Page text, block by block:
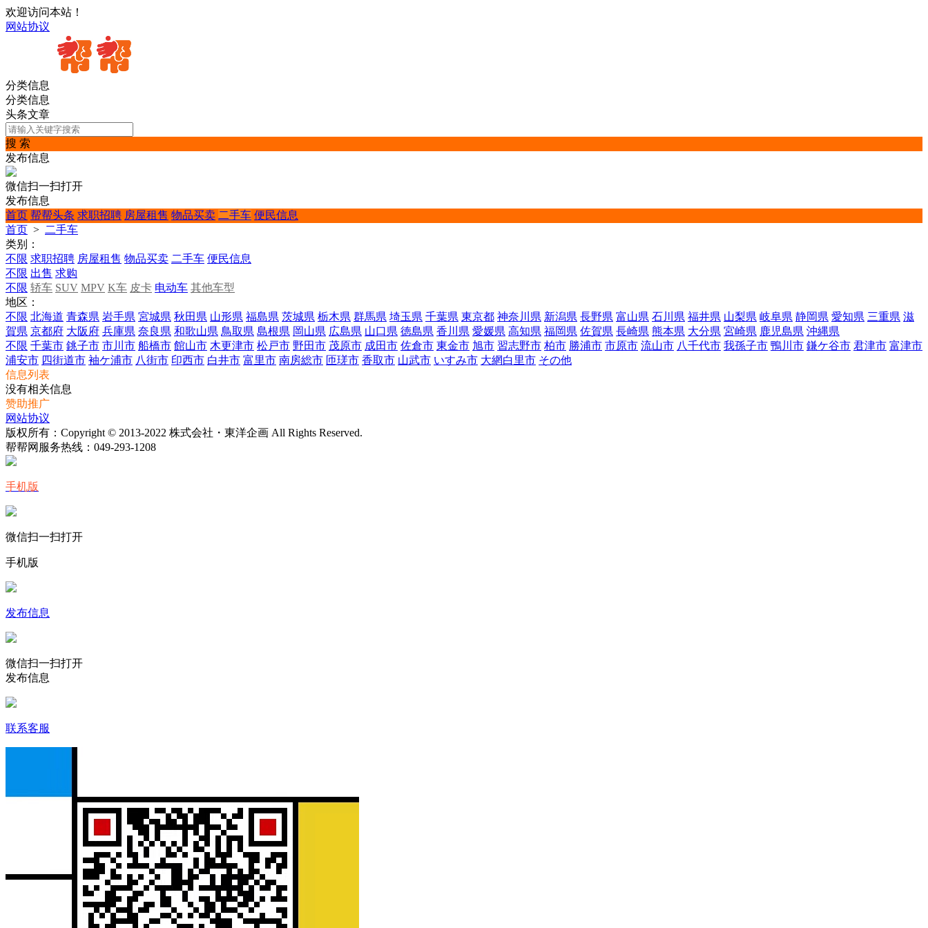
欢迎访问本站！
网站协议
分类信息
分类信息
头条文章
搜 索
发布信息
微信扫一扫打开
发布信息
首页 帮帮头条 求职招聘 房屋租售 物品买卖 二手车 便民信息
首页 > 二手车
类别：
不限 求职招聘 房屋租售 物品买卖 二手车 便民信息
不限 出售 求购
不限 轿车 SUV MPV K车 皮卡 电动车 其他车型
地区：
不限 北海道 青森県 岩手県 宮城県 秋田県 山形県 福島県 茨城県 栃木県 群馬県 埼玉県 千葉県 東京都 神奈川県 新潟県 長野県 富山県 石川県 福井県 山梨県 岐阜県 静岡県 愛知県 三重県 滋
賀県 京都府 大阪府 兵庫県 奈良県 和歌山県 鳥取県 島根県 岡山県 広島県 山口県 徳島県 香川県 愛媛県 高知県 福岡県 佐賀県 長崎県 熊本県 大分県 宮崎県 鹿児島県 沖縄県
不限 千葉市 銚子市 市川市 船橋市 館山市 木更津市 松戸市 野田市 茂原市 成田市 佐倉市 東金市 旭市 習志野市 柏市 勝浦市 市原市 流山市 八千代市 我孫子市 鴨川市 鎌ケ谷市 君津市 富津市
浦安市 四街道市 袖ケ浦市 八街市 印西市 白井市 富里市 南房総市 匝瑳市 香取市 山武市 いすみ市 大網白里市 その他
信息列表
没有相关信息
赞助推广
网站协议
版权所有：Copyright © 2013-2022 株式会社・東洋企画 All Rights Reserved.
帮帮网服务热线： 049-293-1208
手机版
微信扫一扫打开
手机版
发布信息
微信扫一扫打开
发布信息
联系客服